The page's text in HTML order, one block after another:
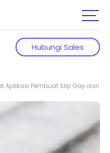
Hubungi Sales
Aplikasi Pembuat Slip Gaji dan